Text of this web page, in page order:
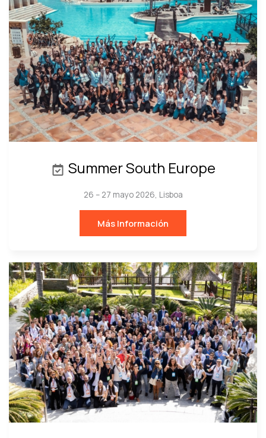
Summer South Europe
26 – 27 mayo 2026, Lisboa
Más Información